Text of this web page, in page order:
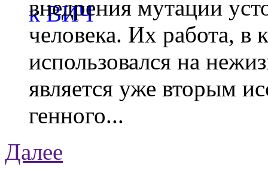
внедрения мутации
человека. Их работа, в
использовался на
является уже вторым
генного...
Далее